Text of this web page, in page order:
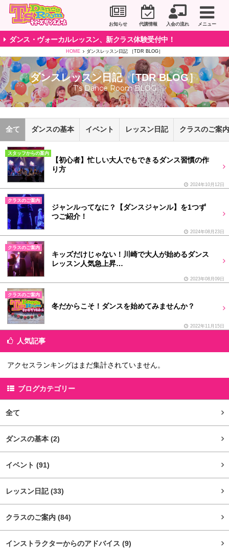
川崎市のダンススタジオ＆ボーカルスクール「
お知らせ 代講情報 入会の流れ メニュー
ダンス・ヴォーカルレッスン、新クラス体験受付中！
HOME ダンスレッスン日記 ［TDR BLOG］
ダンスレッスン日記 ［TDR BLOG］
T's Dance Room BLOG
全て ダンスの基本 イベント レッスン日記 クラスのご案内
スタッフからの案内
【初心者】忙しい大人でもできるダンス習慣の作
り方
2024年10月12日
クラスのご案内
ジャンルってなに？【ダンスジャンル】を1つず
つご紹介！
2024年08月23日
クラスのご案内
キッズだけじゃない！川崎で大人が始めるダンス
レッスン人気急上昇…
2023年08月09日
クラスのご案内
冬だからこそ！ダンスを始めてみませんか？
2022年11月15日
人気記事
アクセスランキングはまだ集計されていません。
ブログカテゴリー
全て
ダンスの基本 (2)
イベント (91)
レッスン日記(33)
クラスのご案内 (84)
インストラクターからのアドバイス (9)